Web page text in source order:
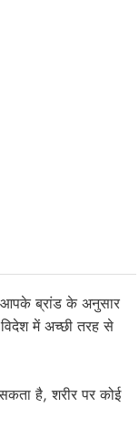
आपके ब्रांड के अनुसार
में अच्छी तरह से
है, शरीर पर कोई